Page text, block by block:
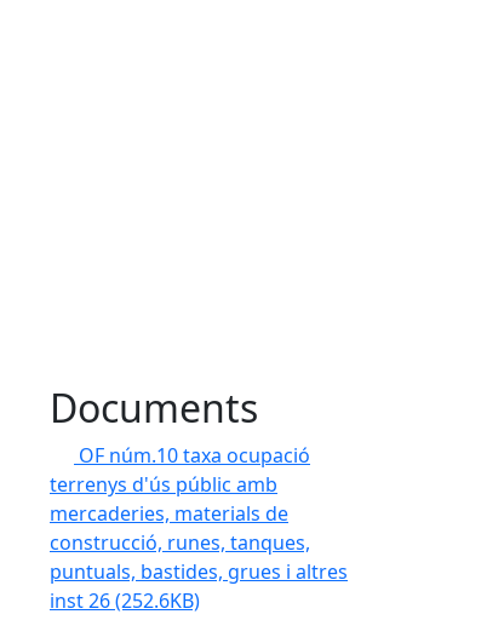
Documents
OF núm.10 taxa ocupació
terrenys d'ús públic amb
mercaderies, materials de
construcció, runes, tanques,
puntuals, bastides, grues i altres
inst 26(252.6KB)